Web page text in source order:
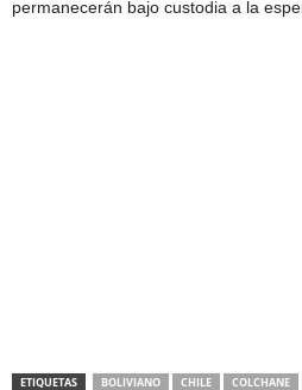
permanecerán bajo custodia a la
ETIQUETAS BOLIVIANO CHILE COLCHANE